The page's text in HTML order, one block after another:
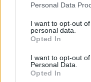
Personal Data
I want to opt-out
personal data.
Opted In
I want to opt-out
Personal Data.
Opted In
Spielaccount besitzt,
unserem Forum!
Die schönsten Smilies
Lebende